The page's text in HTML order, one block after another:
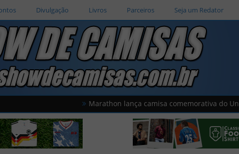
Divulgação Livros Parceiros Seja um Redator
Marathon lança camisa comemorativa do Universitario